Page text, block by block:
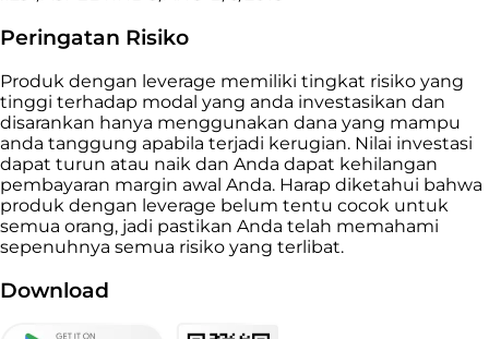
Peringatan Risiko
Produk dengan leverage memiliki tingkat risiko yang
tinggi terhadap modal yang anda investasikan dan
disarankan hanya menggunakan dana yang mampu
anda tanggung apabila terjadi kerugian. Nilai investasi
dapat turun atau naik dan Anda dapat kehilangan
pembayaran margin awal Anda. Harap diketahui bahwa
produk dengan leverage belum tentu cocok untuk
semua orang, jadi pastikan Anda telah memahami
sepenuhnya semua risiko yang terlibat.
Download